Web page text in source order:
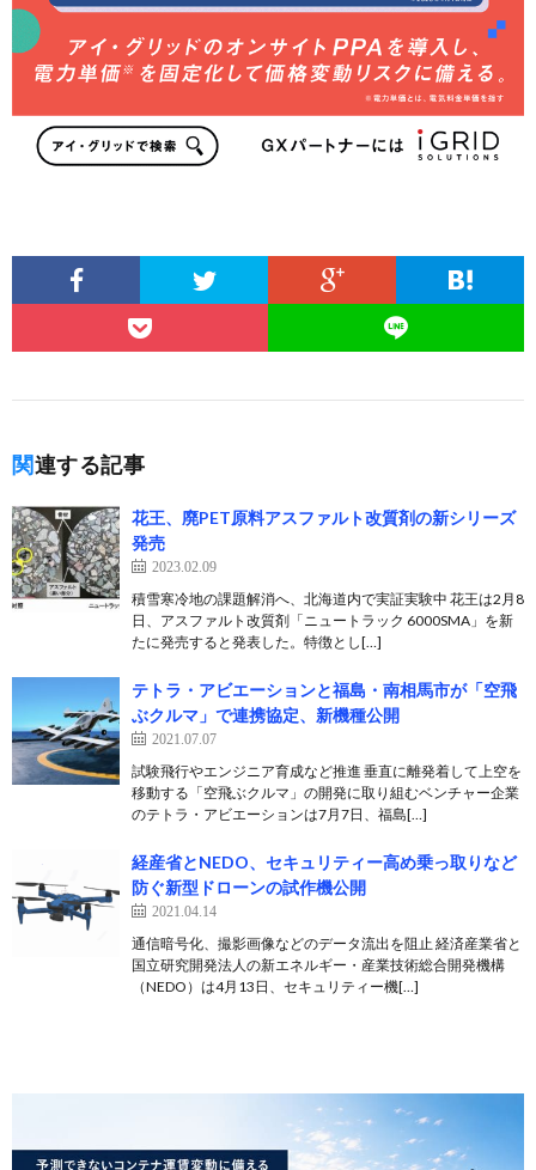
関連する記事
花王、廃PET原料アスファルト改質剤の新シリーズ
発売
2023.02.09
積雪寒冷地の課題解消へ、北海道内で実証実験中 花王は2月8
日、アスファルト改質剤「ニュートラック 6000SMA」を新
たに発売すると発表した。特徴とし[…]
テトラ・アビエーションと福島・南相馬市が「空飛
ぶクルマ」で連携協定、新機種公開
2021.07.07
試験飛行やエンジニア育成など推進 垂直に離発着して上空を
移動する「空飛ぶクルマ」の開発に取り組むベンチャー企業
のテトラ・アビエーションは7月7日、福島[…]
経産省とNEDO、セキュリティー高め乗っ取りなど
防ぐ新型ドローンの試作機公開
2021.04.14
通信暗号化、撮影画像などのデータ流出を阻止 経済産業省と
国立研究開発法人の新エネルギー・産業技術総合開発機構
（NEDO）は4月13日、セキュリティー機[…]